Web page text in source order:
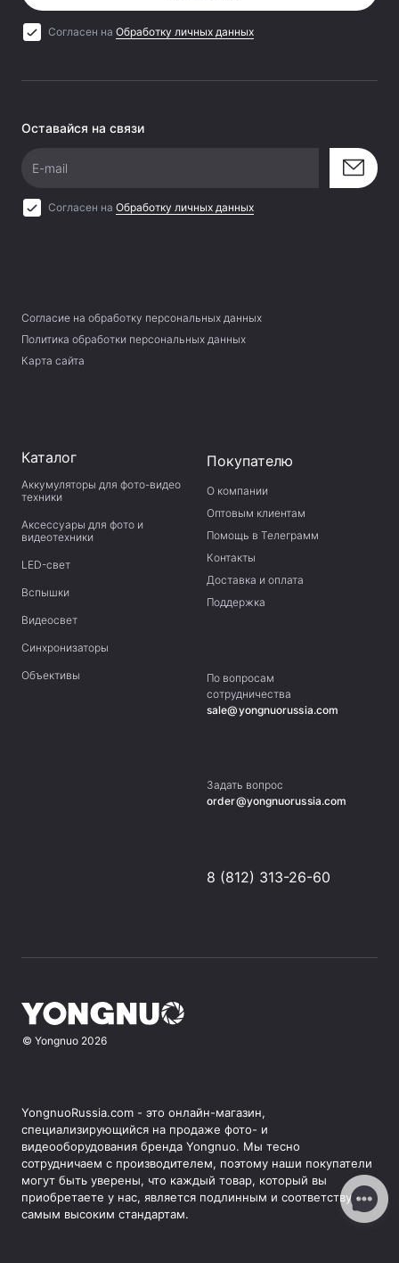
Согласен на Обработку личных данных
Оставайся на связи
E-mail
Согласен на Обработку личных данных
Согласие на обработку персональных данных
Политика обработки персональных данных
Карта сайта
Каталог
Аккумуляторы для фото-видео
техники
Аксессуары для фото и
видеотехники
LED-свет
Вспышки
Видеосвет
Синхронизаторы
Объективы
Покупателю
О компании
Оптовым клиентам
Помощь в Телеграмм
Контакты
Доставка и оплата
Поддержка
По вопросам
сотрудничества
sale@yongnuorussia.com
Задать вопрос
order@yongnuorussia.com
8 (812) 313-26-60
© Yongnuo 2026
YongnuoRussia.com - это онлайн-магазин,
специализирующийся на продаже фото- и
видеооборудования бренда Yongnuo. Мы тесно
сотрудничаем с производителем, поэтому наши покупатели
могут быть уверены, что каждый товар, который вы
приобретаете у нас, является подлинным и соответствует
самым высоким стандартам.